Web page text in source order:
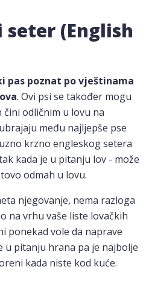
seter (English
pas poznat po vještinama
. Ovi psi se također mogu
odličnim u lovu na
među najljepše pse
krzno engleskog setera
kada je u pitanju lov - može
odmah u lovu.
njegovanje, nema razloga
na vrhu vaše liste lovačkih
ponekad vole da naprave
u pitanju hrana pa je najbolje
kada niste kod kuće.